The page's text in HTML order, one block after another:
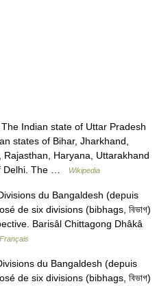
Indian state of Uttar Pradesh
states of Bihar, Jharkhand,
Haryana, Uttarakhand
Delhi. The …
Wikipedia
du Bangaldesh (depuis
de six divisions (bibhags, বিভাগ)
Barisâl Chittagong Dhâkâ
du Bangaldesh (depuis
de six divisions (bibhags, বিভাগ)